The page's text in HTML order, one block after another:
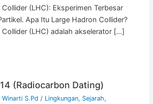
(LHC): Eksperimen Terbesar
Apa Itu Large Hadron Collider?
(LHC) adalah akselerator […]
(Radiocarbon Dating)
Winarti S.Pd/ Lingkungan, Sejarah,